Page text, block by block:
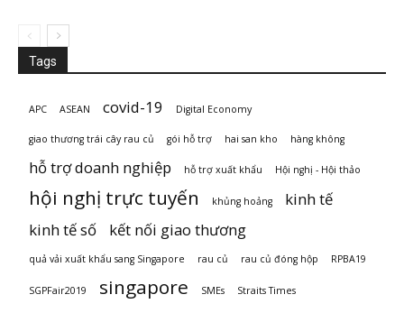
Tags
APC ASEAN covid-19 Digital Economy
giao thương trái cây rau củ gói hỗ trợ hai san kho hàng không
hỗ trợ doanh nghiệp hỗ trợ xuất khẩu Hội nghị - Hội thảo
hội nghị trực tuyến khủng hoảng
kinh tế
kinh tế số
kết nối giao thương
quả vải xuất khẩu sang Singapore rau củ rau củ đóng hộp RPBA19
SGPFair2019 singapore SMEs Straits Times